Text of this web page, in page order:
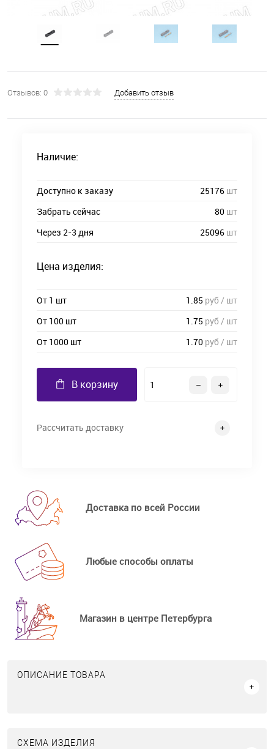
Отзывов: 0 Добавить отзыв
Наличие:
Доступно к заказу 25176 шт
Забрать сейчас
80 шт
Через 2-3 дня
25096 шт
Цена изделия:
От 1 шт 1.85 руб / шт
От 100 шт
1.75 руб / шт
От 1000 шт
1.70 руб / шт
В корзину
Рассчитать доставку
Доставка по всей России
Любые способы оплаты
Магазин в центре Петербурга
ОПИСАНИЕ ТОВАРА
СХЕМА ИЗДЕЛИЯ